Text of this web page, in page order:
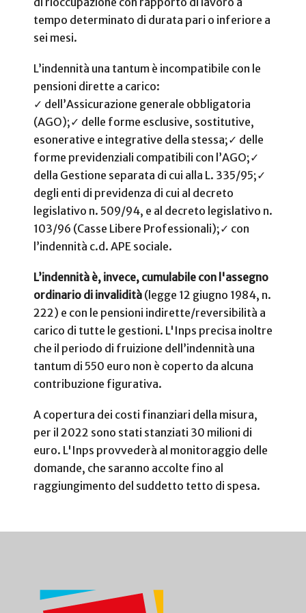
tempo determinato di durata pari o inferiore a
sei mesi.
L’indennità una tantum è incompatibile con le
pensioni dirette a carico:
✓ dell’Assicurazione generale obbligatoria
(AGO);✓ delle forme esclusive, sostitutive,
esonerative e integrative della stessa;✓ delle
forme previdenziali compatibili con l’AGO;✓
della Gestione separata di cui alla L. 335/95;✓
degli enti di previdenza di cui al decreto
legislativo n. 509/94, e al decreto legislativo n.
103/96 (Casse Libere Professionali);✓ con
l’indennità c.d. APE sociale.
L’indennità è, invece, cumulabile con l'assegno
ordinario di invalidità (legge 12 giugno 1984, n.
222) e con le pensioni indirette/reversibilità a
carico di tutte le gestioni. L'Inps precisa inoltre
che il periodo di fruizione dell’indennità una
tantum di 550 euro non è coperto da alcuna
contribuzione figurativa.
A copertura dei costi finanziari della misura,
per il 2022 sono stati stanziati 30 milioni di
euro. L'Inps provvederà al monitoraggio delle
domande, che saranno accolte fino al
raggiungimento del suddetto tetto di spesa.